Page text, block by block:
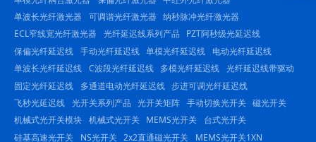
单波长光纤激光器
可调谐光纤激光器 纳秒脉冲光纤激光器
ECL窄线宽光纤激光器
光纤延迟线系列产品
PZT阿秒级光延迟线
保偏光纤延迟线 手动光纤延迟线 单模光纤延迟线
电动光纤延迟线
单波长光纤延迟线 C波段光纤延迟线 多模光纤延迟线 光纤延迟线带驱动
固定光纤延迟线
多通道电动光纤延迟线 步进可调光纤延迟线
飞秒光延迟线 光开关系列产品 光开关矩阵 手动切换光开关 磁光开关
机械式光开关模块 机械式光开关 MEMS光开关
台式光开关
硅基高速光开关
NS光开关 2x2直通磁光开关
MEMS光开关1XN